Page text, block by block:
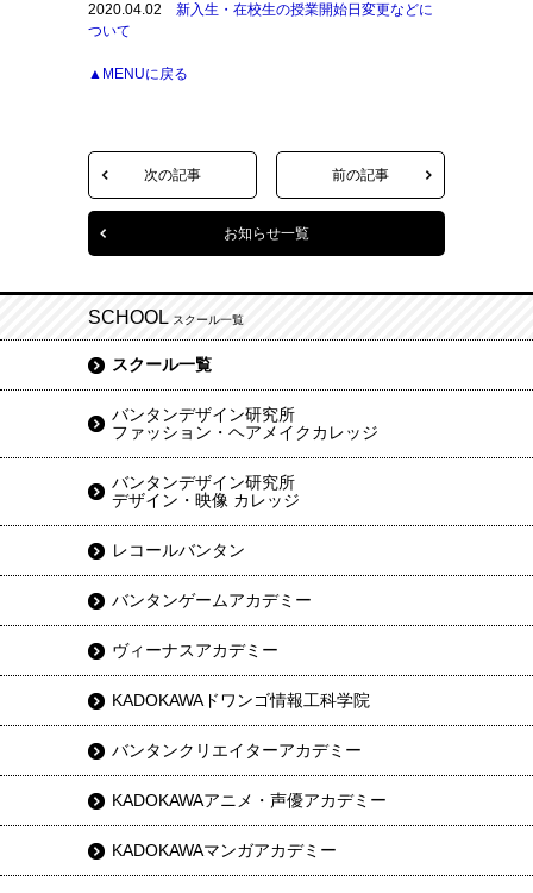
2020.04.02 新入生・在校生の授業開始日変更などに
ついて
▲MENUに戻る
次の記事 前の記事
お知らせ一覧
SCHOOL スクール一覧
スクール一覧
バンタンデザイン研究所
ファッション・ヘアメイクカレッジ
バンタンデザイン研究所
デザイン・映像 カレッジ
レコールバンタン
バンタンゲームアカデミー
ヴィーナスアカデミー
KADOKAWAドワンゴ情報工科学院
バンタンクリエイターアカデミー
KADOKAWAアニメ・声優アカデミー
KADOKAWAマンガアカデミー